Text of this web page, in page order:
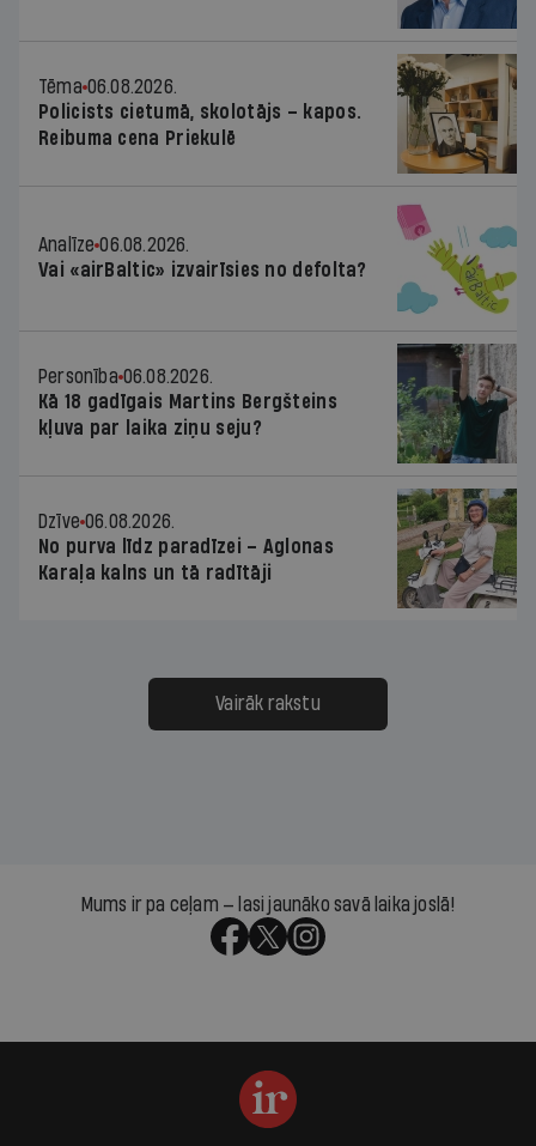
Tēma 06.08.2026.
Policists cietumā, skolotājs – kapos.
Reibuma cena Priekulē
Analīze 06.08.2026.
Vai «airBaltic» izvairīsies no defolta?
Personība 06.08.2026.
Kā 18 gadīgais Martins Bergšteins
kļuva par laika ziņu seju?
Dzīve 06.08.2026.
No purva līdz paradīzei – Aglonas
Karaļa kalns un tā radītāji
Vairāk rakstu
Mums ir pa ceļam — lasi jaunāko savā laika joslā!